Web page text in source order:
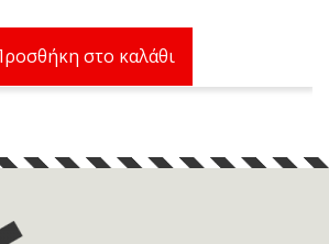
6,50 €.είναι:
6,00 €.
στο καλάθι